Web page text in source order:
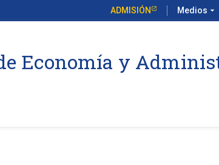
ADMISIÓN Medios arrow_drop_down
Economía y